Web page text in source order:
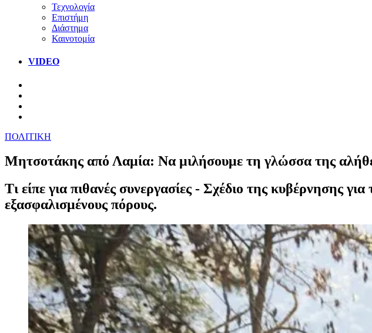
Τεχνολογία
Επιστήμη
Διάστημα
Καινοτομία
VIDEO
ΠΟΛΙΤΙΚΗ
Μητσοτάκης από Λαμία: Να μιλήσουμε τη γλώσσα της
Τι είπε για πιθανές συνεργασίες - Σχέδιο της κυβέρνησης
εξασφαλισμένους πόρους.